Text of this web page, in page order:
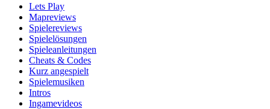
Lets Play
Mapreviews
Spielereviews
Spielelösungen
Spieleanleitungen
Cheats & Codes
Kurz angespielt
Spielemusiken
Intros
Ingamevideos